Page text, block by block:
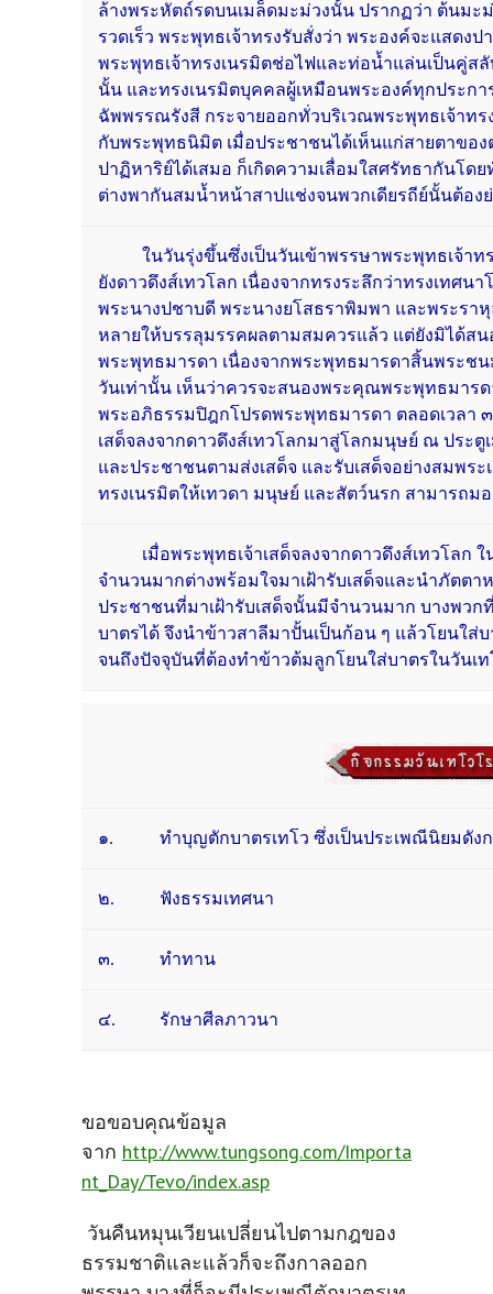
ล้างพระหัตถ์รดบนเมล็ดมะม่วงนั้น ปรากฏว่า ต้นมะ
รวดเร็ว พระพุทธเจ้าทรงรับสั่งว่า พระองค์จะแสดง
พระพุทธเจ้าทรงเนรมิตช่อไฟและท่อน้ำแล่นเป็นคู่ส
นั้น และทรงเนรมิตบุคคลผู้เหมือนพระองค์ทุกประก
ฉัพพรรณรังสี กระจายออกทั่วบริเวณพระพุทธเจ้าท
กับพระพุทธนิมิต เมื่อประชาชนได้เห็นแก่สายตาของ
ปาฏิหาริย์ได้เสมอ ก็เกิดความเลื่อมใสศรัทธากันโด
ต่างพากันสมน้ำหน้าสาปแช่งจนพวกเดียรถีย์นั้นต้องย่
ในวันรุ่งขึ้นซึ่งเป็นวันเข้าพรรษาพระพุทธเจ้าทร
ยังดาวดึงส์เทวโลก เนื่องจากทรงระลึกว่าทรงเทศน
พระนางปชาบดี พระนางยโสธราพิมพา และพระรา
หลายให้บรรลุมรรคผลตามสมควรแล้ว แต่ยังมิได้ส
พระพุทธมารดา เนื่องจากพระพุทธมารดาสิ้นพระช
วันเท่านั้น เห็นว่าควรจะสนองพระคุณพระพุทธมาร
พระอภิธรรมปิฎกโปรดพระพุทธมารดา ตลอดเวลา
เสด็จลงจากดาวดึงส์เทวโลกมาสู่โลกมนุษย์ ณ ประ
และประชาชนตามส่งเสด็จ และรับเสด็จอย่างสมพร
ทรงเนรมิตให้เทวดา มนุษย์ และสัตว์นรก สามารถม
เมื่อพระพุทธเจ้าเสด็จลงจากดาวดึงส์เทวโลก ใ
จำนวนมากต่างพร้อมใจมาเฝ้ารับเสด็จและนำภัตตา
ประชาชนที่มาเฝ้ารับเสด็จนั้นมีจำนวนมาก บางพวก
บาตรได้ จึงนำข้าวสาลีมาปั้นเป็นก้อน ๆ แล้วโยนใส่
จนถึงปัจจุบันที่ต้องทำข้าวต้มลูกโยนใส่บาตรในวันเ
๑. ทำบุญตักบาตรเทโว ซึ่งเป็นประเพณีนิยมดัง
๒. ฟังธรรมเทศนา
๓. ทำทาน
๔. รักษาศีลภาวนา
ขอขอบคุณข้อมูล
จาก http://www.tungsong.com/Importa
nt_Day/Tevo/index.asp
วันคืนหมุนเวียนเปลี่ยนไปตามกฎของ
ธรรมชาติและแล้วก็จะถึงกาลออก